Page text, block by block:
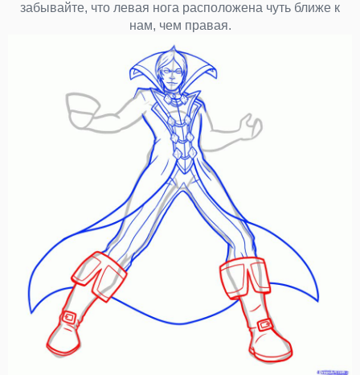
забывайте, что левая нога расположена чуть ближе к
нам, чем правая.